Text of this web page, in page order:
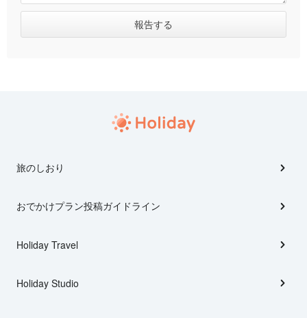
旅のしおり
おでかけプラン投稿ガイドライン
Holiday Travel
Holiday Studio